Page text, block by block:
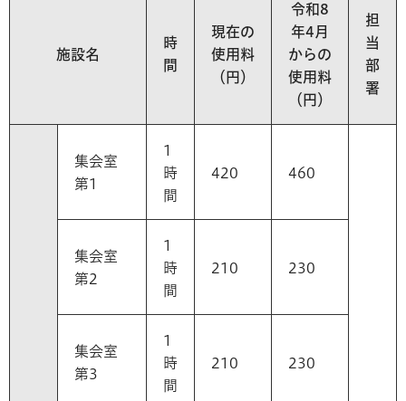
施設名
時
間
現在の
使用料
（円）
令和8
年4月
からの
使用料
（円）
担
当
部
署
集会室
第1
1
時
間
420 460
集会室
第2
1
時
間
210 230
集会室
第3
1
時
間
210 230